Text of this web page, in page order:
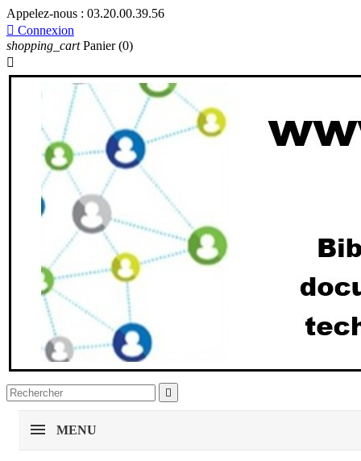
Appelez-nous : 03.20.00.39.56
 Connexion
shopping_cart Panier (0)


MENU